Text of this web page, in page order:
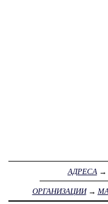
АДРЕСА →
ОРГАНИЗАЦИИ→